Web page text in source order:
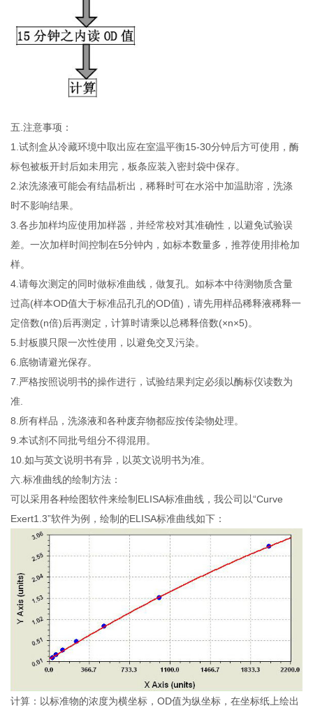
五.注意事项：
1.试剂盒从冷藏环境中取出应在室温平衡15-30分钟后方可使用，酶
标包被板开封后如未用完，板条应装入密封袋中保存。
2.浓洗涤液可能会有结晶析出，稀释时可在水浴中加温助溶，洗涤
时不影响结果。
3.各步加样均应使用加样器，并经常校对其准确性，以避免试验误
差。一次加样时间控制在5分钟内，如标本数量多，推荐使用排枪加
样。
4.请每次测定的同时做标准曲线，做复孔。如标本中待测物质含量
过高(样本OD值大于标准品孔孔的OD值)，请先用样品稀释液稀释一
定倍数(n倍)后再测定，计算时请乘以总稀释倍数(×n×5)。
5.封板膜只限一次性使用，以避免交叉污染。
6.底物请避光保存。
7.严格按照说明书的操作进行，试验结果判定必须以酶标仪读数为
准.
8.所有样品，洗涤液和各种废弃物都应按传染物处理。
9.本试剂不同批号组分不得混用。
10.如与英文说明书有异，以英文说明书为准。
六.标准曲线的绘制方法：
可以采用各种绘图软件来绘制ELISA标准曲线，我公司以“Curve
Exert1.3”软件为例，绘制的ELISA标准曲线如下：
计算：以标准物的浓度为横坐标，OD值为纵坐标，在坐标纸上绘出